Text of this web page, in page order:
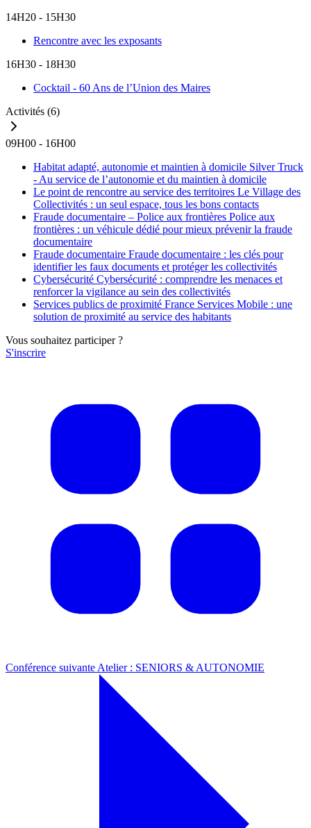
14H20 - 15H30
Rencontre avec les exposants
16H30 - 18H30
Cocktail - 60 Ans de l’Union des Maires
Activités (6)
09H00 - 16H00
Habitat adapté, autonomie et maintien à domicile Silver Truck
- Au service de l’autonomie et du maintien à domicile
Le point de rencontre au service des territoires Le Village des
Collectivités : un seul espace, tous les bons contacts
Fraude documentaire – Police aux frontières Police aux
frontières : un véhicule dédié pour mieux prévenir la fraude
documentaire
Fraude documentaire Fraude documentaire : les clés pour
identifier les faux documents et protéger les collectivités
Cybersécurité Cybersécurité : comprendre les menaces et
renforcer la vigilance au sein des collectivités
Services publics de proximité France Services Mobile : une
solution de proximité au service des habitants
Vous souhaitez participer ?
S'inscrire
Conférence suivante Atelier : SENIORS & AUTONOMIE